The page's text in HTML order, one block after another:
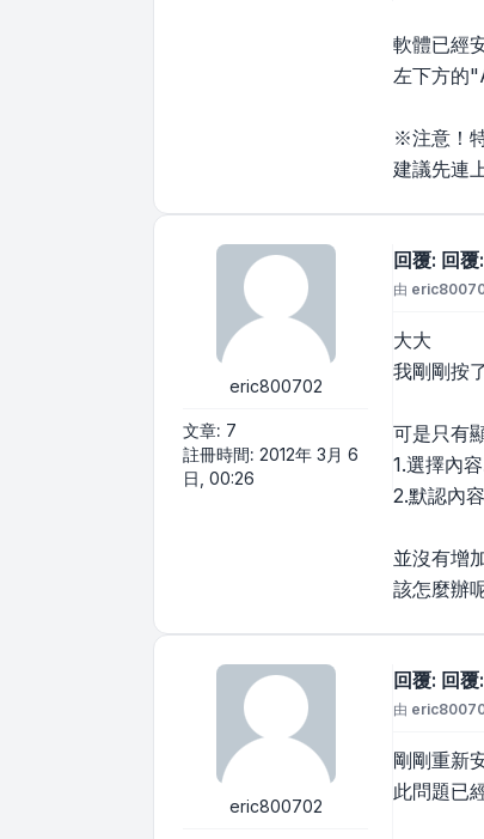
軟體已經
左下方的
※注意！
建議先連
eric800702
文章: 7
註冊時間: 2012年 3月 6
日, 00:26
回覆: 回
文章
由
大大
我剛剛按
可是只有
1.選擇內
2.默認內
並沒有增
該怎麼辦
eric800702
回覆: 回
文章
由
剛剛重新
此問題已